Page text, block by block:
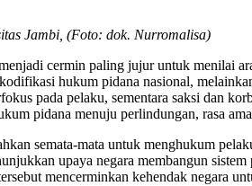
Jambi, (Foto: dok. Nurromalisa)
cermin paling jujur untuk menilai
hukum pidana nasional,
pada pelaku, sementara saksi dan
pidana menuju perlindungan, rasa
semata-mata untuk menghukum
upaya negara membangun
mencerminkan kehendak negara